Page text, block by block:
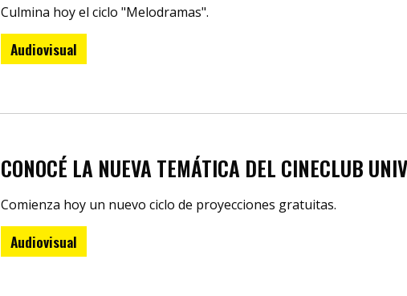
Culmina hoy el ciclo "Melodramas".
Audiovisual
CONOCÉ LA NUEVA TEMÁTICA DEL CINECLUB
Comienza hoy un nuevo ciclo de proyecciones gratuitas.
Audiovisual